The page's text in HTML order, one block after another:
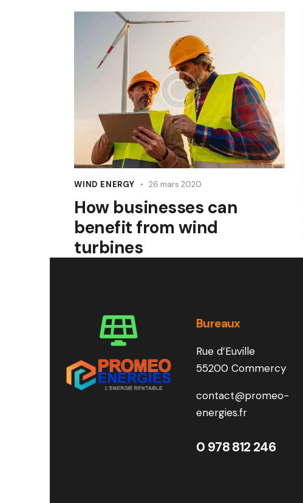
WIND ENERGY 26 mars 2020
How businesses can
benefit from wind
turbines
Bureaux
Rue d’Euville
55200 Commercy
contact@promeo-
energies.fr
0 978 812 246